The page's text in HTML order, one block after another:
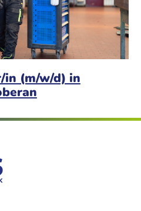
in (m/w/d) in